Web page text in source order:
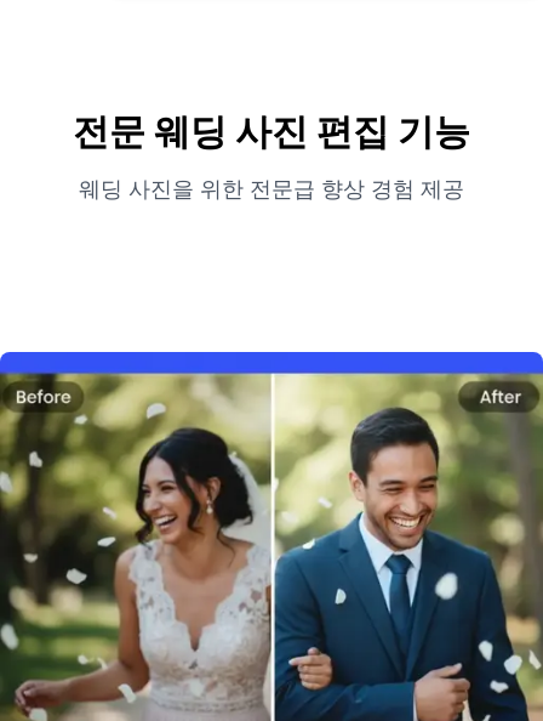
전문 웨딩 사진 편집 기능
웨딩 사진을 위한 전문급 향상 경험 제공